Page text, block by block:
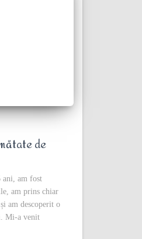
de
ani, am fost
am prins chiar
am descoperit o
Mi-a venit